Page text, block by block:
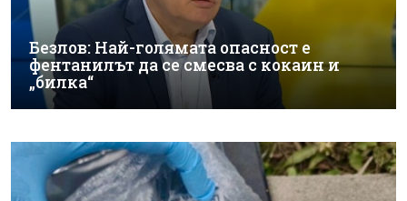
Безлов: Най-голямата опасност е
фентанилът да се смесва с кокаин и
„билка“